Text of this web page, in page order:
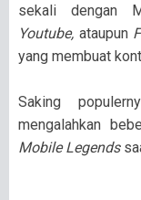
sekali dengan
Youtube, ataupun
yang membuat
Saking
mengalahkan
Mobile Legends